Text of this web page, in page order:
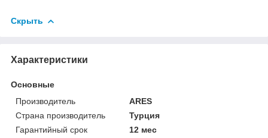
Скрыть
Характеристики
Основные
Производитель
ARES
Страна производитель
Турция
Гарантийный срок
12 мес